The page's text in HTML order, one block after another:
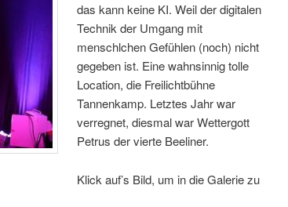
das kann keine KI. Weil der digitalen
Technik der Umgang mit
menschlchen Gefühlen (noch) nicht
gegeben ist. Eine wahnsinnig tolle
Location, die Freilichtbühne
Tannenkamp. Letztes Jahr war
verregnet, diesmal war Wettergott
Petrus der vierte Beeliner.
Klick auf’s Bild, um in die Galerie zu